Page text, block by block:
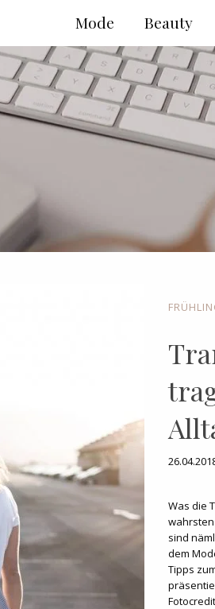
Was die
wahrsten
sind
dem
Tipps
Beauty
Mode